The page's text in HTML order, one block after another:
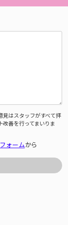
見はスタッフがすべて拝
善を行ってまいりま
ォームから